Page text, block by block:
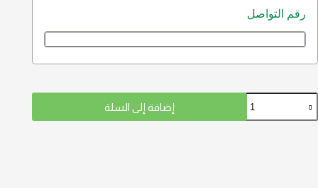
رقم التواصل
إضافة إلى السلة